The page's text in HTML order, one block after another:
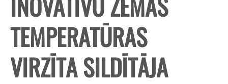
TEMPERATŪRAS
VIRZĪTA SILDĪTĀJA